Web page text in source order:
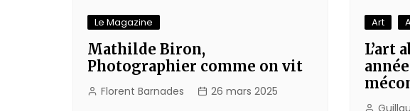
Le Magazine
Mathilde Biron,
Photographier comme on vit
Florent Barnades 26 mars 2025
Art
L’art